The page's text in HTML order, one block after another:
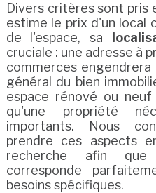
Divers critères sont pris
estime le prix d'un local
de l'espace, sa
cruciale : une adresse à
commerces
général du bien
espace rénové ou
qu'une propriété
importants. Nous
prendre ces aspects
recherche afin que
corresponde
besoins spécifiques.